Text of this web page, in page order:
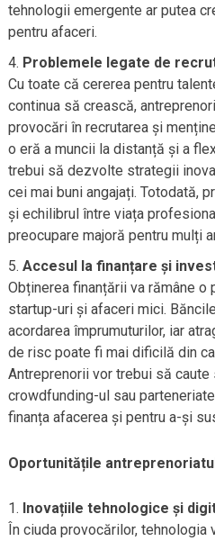
tehnologii emergente ar putea
pentru afaceri.
Problemele legate de
Cu toate că cererea pentru
continua să crească,
provocări în recrutarea și
o eră a muncii la distanță și a
trebui să dezvolte strategii
cei mai buni angajați. Totodată,
și echilibrul între viața
preocupare majoră pentru mulți
Accesul la finanțare și
Obținerea finanțării va rămâne o
startup-uri și afaceri mici.
acordarea împrumuturilor, iar
de risc poate fi mai dificilă din
Antreprenorii vor trebui să
crowdfunding-ul sau
finanța afacerea și pentru a-și
Oportunitățile
Inovațiile tehnologice și
În ciuda provocărilor,